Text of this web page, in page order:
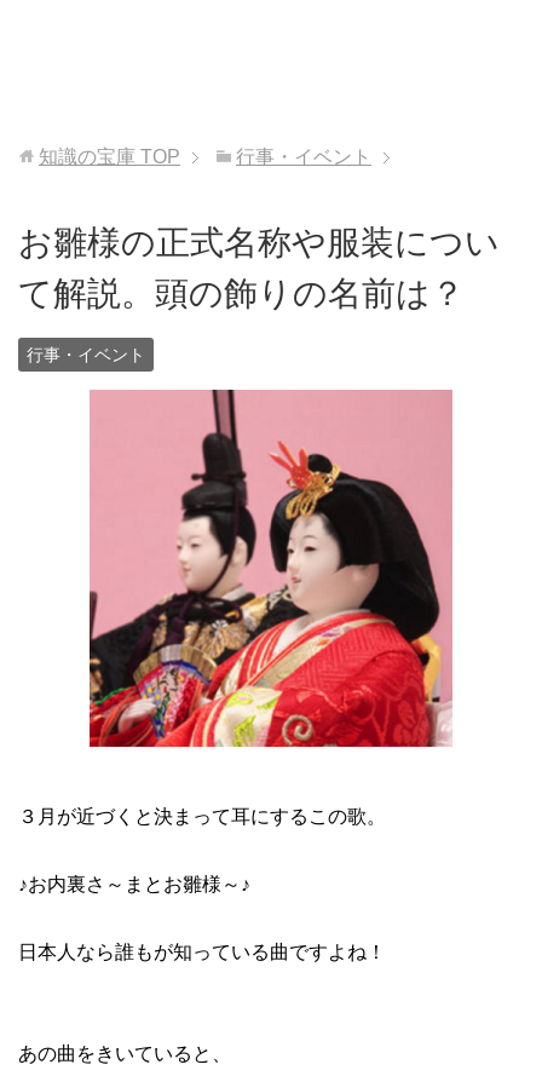
知識の宝庫 TOP 行事・イベント
お雛様の正式名称や服装につい
て解説。頭の飾りの名前は？
行事・イベント
３月が近づくと決まって耳にするこの歌。
♪お内裏さ～まとお雛様～♪
日本人なら誰もが知っている曲ですよね！
あの曲をきいていると、